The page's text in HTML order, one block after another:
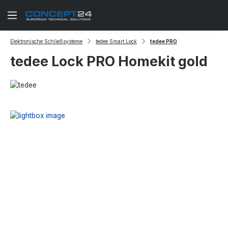
Zum Hauptinhalt springen
Elektronische Schließsysteme tedee Smart Lock tedee PRO
tedee Lock PRO Homekit gold